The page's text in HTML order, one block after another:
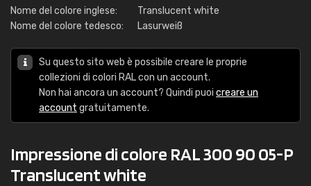
Nome del colore inglese:
Translucent white
Nome del colore tedesco:
Lasurweiß
Su questo sito web è possibile creare le proprie
collezioni di colori RAL con un account.
Non hai ancora un account? Quindi puoi creare un
account gratuitamente.
Impressione di colore RAL 300 90 05-P
Translucent white